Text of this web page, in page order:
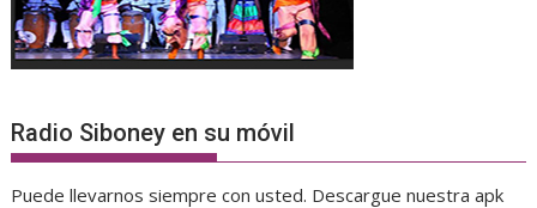
Radio Siboney en su móvil
Puede llevarnos siempre con usted. Descargue nuestra apk